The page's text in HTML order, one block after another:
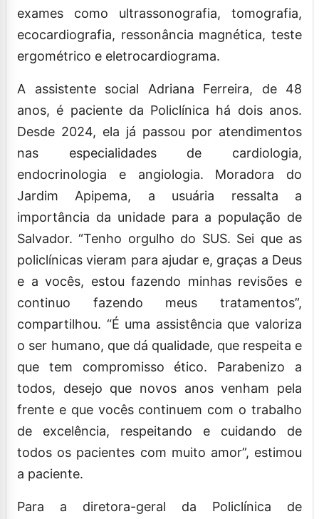
exames como ultrassonografia, tomografia,
ecocardiografia, ressonância magnética, teste
ergométrico e eletrocardiograma.
A assistente social Adriana Ferreira, de 48
anos, é paciente da Policlínica há dois anos.
Desde 2024, ela já passou por atendimentos
nas especialidades de cardiologia,
endocrinologia e angiologia. Moradora do
Jardim Apipema, a usuária ressalta a
importância da unidade para a população de
Salvador. “Tenho orgulho do SUS. Sei que as
policlínicas vieram para ajudar e, graças a Deus
e a vocês, estou fazendo minhas revisões e
continuo fazendo meus tratamentos”,
compartilhou. “É uma assistência que valoriza
o ser humano, que dá qualidade, que respeita e
que tem compromisso ético. Parabenizo a
todos, desejo que novos anos venham pela
frente e que vocês continuem com o trabalho
de excelência, respeitando e cuidando de
todos os pacientes com muito amor”, estimou
a paciente.
Para a diretora-geral da Policlínica de